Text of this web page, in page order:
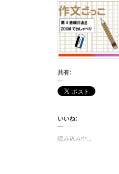
共有:
いいね:
読み込み中...